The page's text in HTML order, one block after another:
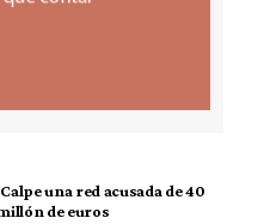
una red acusada de 40
de euros